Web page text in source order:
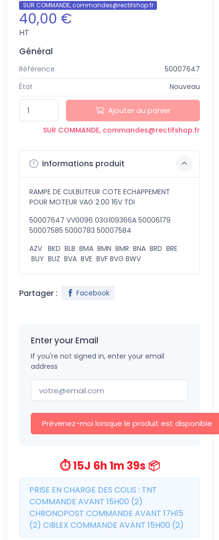
SUR COMMANDE, commandes@rectifshop.fr
40,00 €
HT
Général
Référence
50007647
État
Nouveau
Ajouter au panier
SUR COMMANDE, commandes@rectifshop.fr
Informations produit
RAMPE DE CULBUTEUR COTE ECHAPPEMENT
POUR MOTEUR VAG 2.00 16V TDI
50007647 VV0096 03G109366A 50006179
50007585 5000783 50007584
AZV BKD BLB BMA BMN BMR BNA BRD BRE
BUY BUZ BVA BVE BVF BVG BWV
Partager : Facebook
Enter your Email
If you're not signed in, enter your email
address
Prévenez-moi lorsque le produit est disponible
⏱️ 15J 6h 1m 39s 📦
PRISE EN CHARGE DES COLIS : TNT
COMMANDE AVANT 15H00 (2)
CHRONOPOST COMMANDE AVANT 17H15
(2) CIBLEX COMMANDE AVANT 15H00 (2)